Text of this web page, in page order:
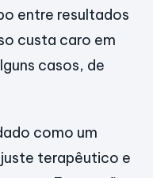
entre resultados
custa caro em
casos, de
como um
terapêutico e